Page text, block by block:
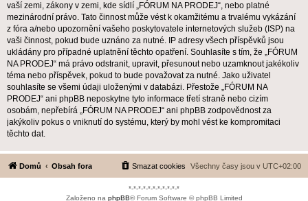
vaší zemi, zákony v zemi, kde sídlí „FÓRUM NA PRODEJ“, nebo platné
mezinárodní právo. Tato činnost může vést k okamžitému a trvalému vykázání
z fóra a/nebo upozornění vašeho poskytovatele internetových služeb (ISP) na
vaši činnost, pokud bude uznáno za nutné. IP adresy všech příspěvků jsou
ukládány pro případné uplatnění těchto opatření. Souhlasíte s tím, že „FÓRUM
NA PRODEJ“ má právo odstranit, upravit, přesunout nebo uzamknout jakékoliv
téma nebo příspěvek, pokud to bude považovat za nutné. Jako uživatel
souhlasíte se všemi údaji uloženými v databázi. Přestože „FÓRUM NA
PRODEJ“ ani phpBB neposkytne tyto informace třetí straně nebo cizím
osobám, nepřebírá „FÓRUM NA PRODEJ“ ani phpBB zodpovědnost za
jakýkoliv pokus o vniknutí do systému, který by mohl vést ke kompromitaci
těchto dat.
Domů Obsah fora Všechny časy jsou v UTC+02:00
Smazat cookies
*-*-*-*-*-*-*-*-*-*-*
Založeno na phpBB® Forum Software © phpBB Limited